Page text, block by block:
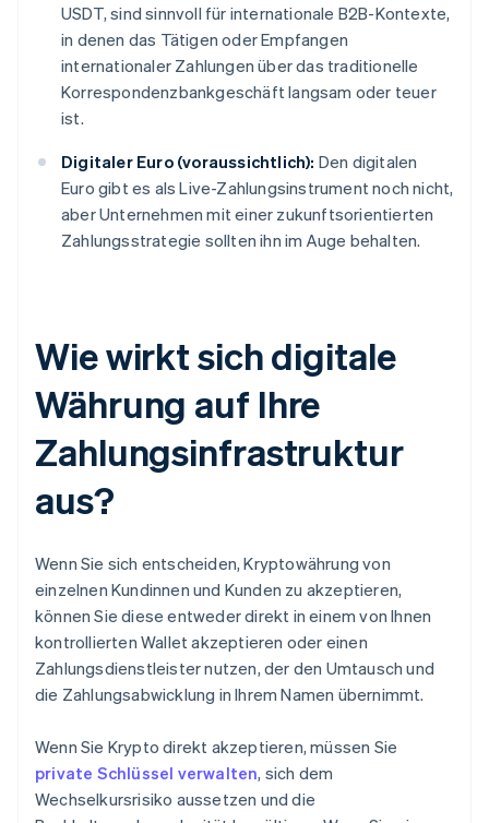
USDT, sind sinnvoll für internationale B2B-Kontexte,
in denen das Tätigen oder Empfangen
internationaler Zahlungen über das traditionelle
Korrespondenzbankgeschäft langsam oder teuer
ist.
Digitaler Euro (voraussichtlich): Den digitalen
Euro gibt es als Live-Zahlungsinstrument noch nicht,
aber Unternehmen mit einer zukunftsorientierten
Zahlungsstrategie sollten ihn im Auge behalten.
Wie wirkt sich digitale
Währung auf Ihre
Zahlungsinfrastruktur
aus?
Wenn Sie sich entscheiden, Kryptowährung von
einzelnen Kundinnen und Kunden zu akzeptieren,
können Sie diese entweder direkt in einem von Ihnen
kontrollierten Wallet akzeptieren oder einen
Zahlungsdienstleister nutzen, der den Umtausch und
die Zahlungsabwicklung in Ihrem Namen übernimmt.
Wenn Sie Krypto direkt akzeptieren, müssen Sie
private Schlüssel verwalten, sich dem
Wechselkursrisiko aussetzen und die